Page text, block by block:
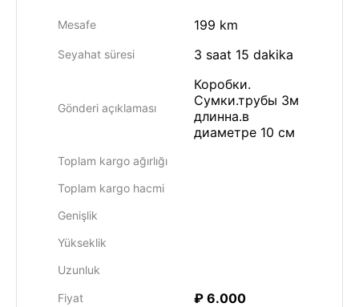
Mesafe 199 km
Seyahat süresi 3 saat 15 dakika
Gönderi açıklaması
Коробки.
Сумки.трубы 3м
длинна.в
диаметре 10 см
Toplam kargo ağırlığı
Toplam kargo hacmi
Genişlik
Yükseklik
Uzunluk
Fiyat ₽ 6.000